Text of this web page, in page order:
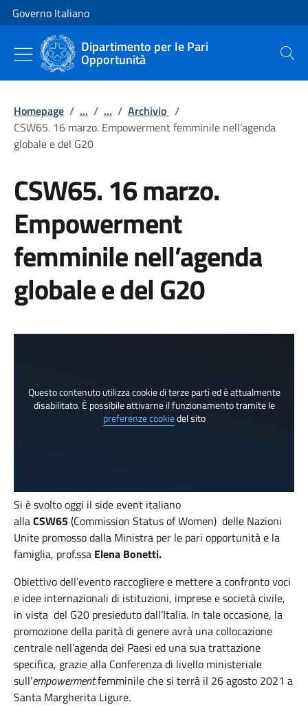
Vai al contenuto
Vai alla navigazione del sito
Governo Italiano
Dipartimento per le Pari
Opportunità Cerca
Homepage / ... / ... / Archivio /
CSW65. 16 marzo. Empowerment femminile nell’agenda
globale e del G20
CSW65. 16 marzo.
Empowerment
femminile nell’agenda
globale e del G20
Questo contenuto utilizza cookie di terze parti ed è attualmente
disabilitato. È possibile attivarne il funzionamento tramite le
preferenze cookiedel sito
Si è svolto oggi il side event italiano
allaCSW65(Commission Status of Women) delle Nazioni
Unite promosso dalla Ministra per le pari opportunità e la
famiglia, prof.ssa Elena Bonetti.
Obiettivo dell’evento raccogliere e mettere a confronto voci
e idee internazionali di istituzioni, imprese e società civile,
in vista del G20 presieduto dall’Italia. In tale occasione, la
promozione della parità di genere avrà una collocazione
centrale nell’agenda dei Paesi ed una sua trattazione
specifica, grazie alla Conferenza di livello ministeriale
sull’empowermentfemminile che si terrà il 26 agosto 2021 a
Santa Margherita Ligure.